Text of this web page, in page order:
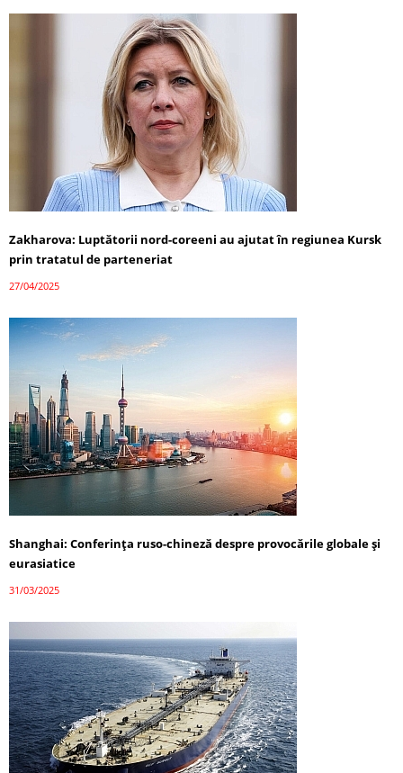
Zakharova: Luptătorii nord-coreeni au ajutat în regiunea Kursk
prin tratatul de parteneriat
27/04/2025
Shanghai: Conferința ruso-chineză despre provocările globale și
eurasiatice
31/03/2025